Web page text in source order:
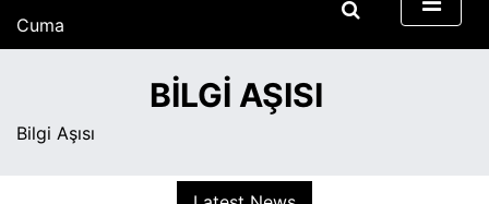
Cuma
Ağustos 7, 2026
BILGI AŞISI
Bilgi Aşısı